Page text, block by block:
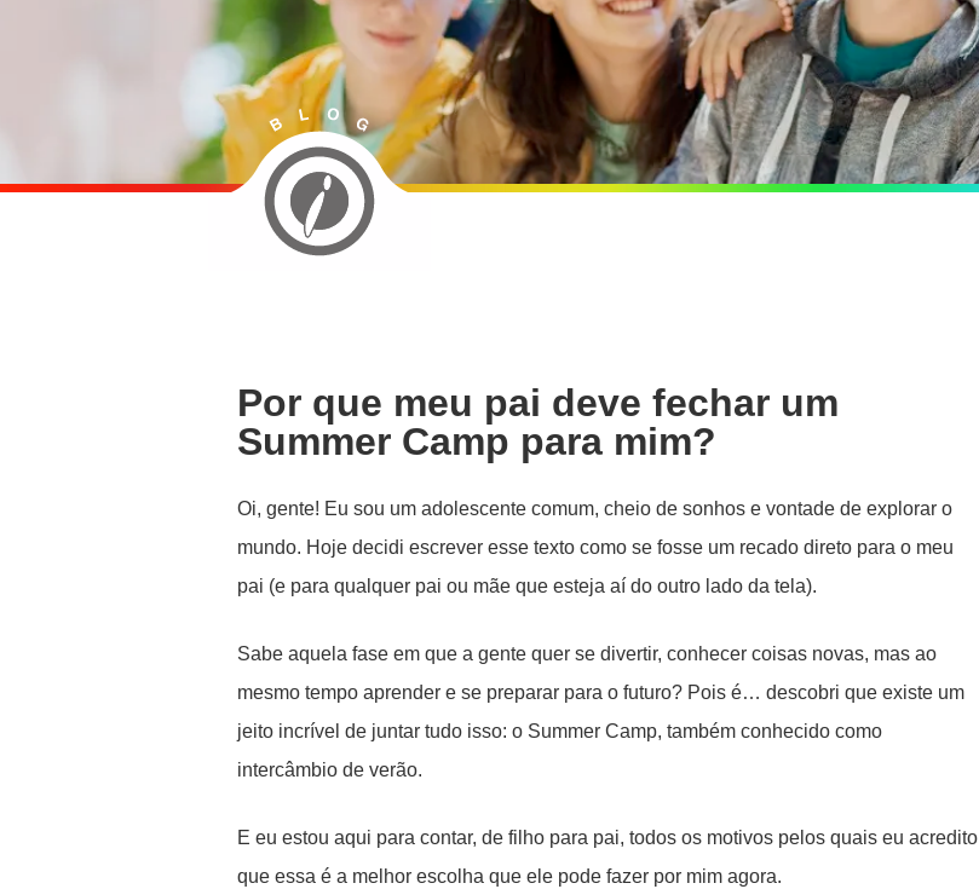
Por que meu pai deve fechar um
Summer Camp para mim?
Oi, gente! Eu sou um adolescente comum, cheio de sonhos e vontade de explorar o
mundo. Hoje decidi escrever esse texto como se fosse um recado direto para o meu
pai (e para qualquer pai ou mãe que esteja aí do outro lado da tela).
Sabe aquela fase em que a gente quer se divertir, conhecer coisas novas, mas ao
mesmo tempo aprender e se preparar para o futuro? Pois é… descobri que existe um
jeito incrível de juntar tudo isso: o Summer Camp, também conhecido como
intercâmbio de verão.
E eu estou aqui para contar, de filho para pai, todos os motivos pelos quais eu acredito
que essa é a melhor escolha que ele pode fazer por mim agora.